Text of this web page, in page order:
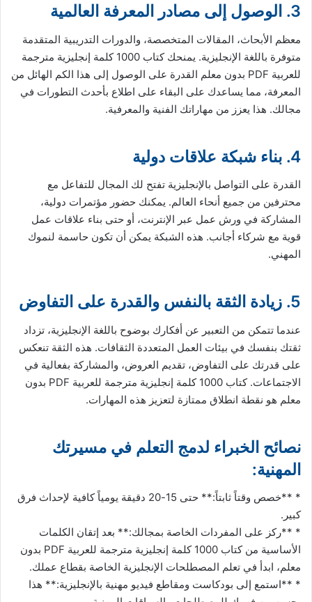
3. الوصول إلى مصادر المعرفة العالمية
معظم الأبحاث، المقالات المتخصصة، والدورات التدريبية المتقدمة
متوفرة باللغة الإنجليزية. يمنحك كتاب 1000 كلمة إنجليزية مترجمة
للعربية PDF بدون معلم القدرة على الوصول إلى هذا الكم الهائل من
المعرفة، مما يساعدك على البقاء على اطلاع بأحدث التطورات في
مجالك. هذا يعزز من مهاراتك الفنية والمعرفية.
4. بناء شبكة علاقات دولية
القدرة على التواصل بالإنجليزية تفتح لك المجال للتفاعل مع
محترفين من جميع أنحاء العالم. يمكنك حضور مؤتمرات دولية،
المشاركة في ورش عمل عبر الإنترنت، أو حتى بناء علاقات عمل
قوية مع شركاء أجانب. هذه الشبكة يمكن أن تكون حاسمة لنموك
المهني.
5. زيادة الثقة بالنفس والقدرة على التفاوض
عندما تتمكن من التعبير عن أفكارك بوضوح باللغة الإنجليزية، تزداد
ثقتك بنفسك في بيئات العمل المتعددة الثقافات. هذه الثقة تنعكس
على قدرتك على التفاوض، تقديم العروض، والمشاركة بفعالية في
الاجتماعات. كتاب 1000 كلمة إنجليزية مترجمة للعربية PDF بدون
معلم هو نقطة انطلاق ممتازة لتعزيز هذه المهارات.
نصائح الخبراء لدمج التعلم في مسيرتك
المهنية:
* **خصص وقتاً ثابتاً:** حتى 15-20 دقيقة يومياً كافية لإحداث فرق
كبير.
* **ركز على المفردات الخاصة بمجالك:** بعد إتقان الكلمات
الأساسية من كتاب 1000 كلمة إنجليزية مترجمة للعربية PDF بدون
معلم، ابدأ في تعلم المصطلحات الإنجليزية الخاصة بقطاع عملك.
* **استمع إلى بودكاست ومقاطع فيديو مهنية بالإنجليزية:** هذا